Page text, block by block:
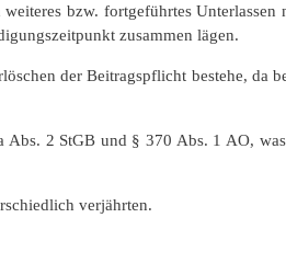
bzw. fortgeführtes
zusammen lägen.
der Beitragspflicht bestehe, da
2 StGB und § 370 Abs. 1 AO,
verjährten.